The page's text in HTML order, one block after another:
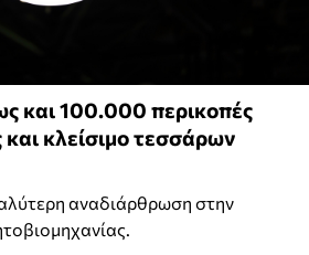
και 100.000 περικοπές
κλείσιμο τεσσάρων
αναδιάρθρωση στην